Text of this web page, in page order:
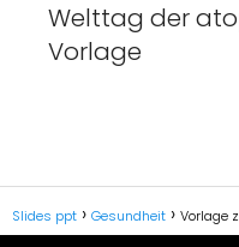
Welttag der
Vorlage
Slides ppt Gesundheit Vorlage